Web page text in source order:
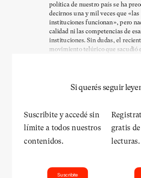
política de nuestro país se ha
decirnos una y mil veces que «las
instituciones funcionan», pero
calidad ni las competencias de
instituciones. Sin dudas, el
movimiento telúrico que sacudió
Si querés seguir
Suscribite y accedé sin
límite a todos nuestros
contenidos.
Suscribite
gratis
lecturas.